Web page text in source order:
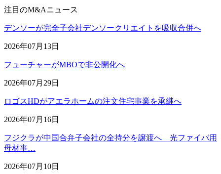
注目のM&Aニュース
デンソーが完全子会社デンソークリエイトを吸収合併へ
2026年07月13日
フューチャーがMBOで非公開化へ
2026年07月29日
ロゴスHDがアエラホームの注文住宅事業を承継へ
2026年07月16日
フジクラが中国合弁子会社の全持分を譲渡へ 光ファイバ用
母材事…
2026年07月10日